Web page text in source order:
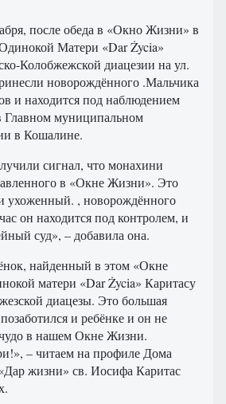
после обеда в «Окно Жизни» в
Матери «Dar Życia»
Колобжежской диацезии на ул.
новорождённого .Мальчика
и находится под наблюдением
Главном муниципальном
в Кошалине.
сигнал, что монахини
в «Окне Жизни». Это
ухоженный. , новорождённого
он находится под контролем, и
суд», – добавила она.
найденный в этом «Окне
матери «Dar Życia» Каритасу
диацезы. Это большая
и ребёнке и он не
в нашем Окне Жизни.
– читаем на профиле Дома
жизни» св. Иосифа Каритас